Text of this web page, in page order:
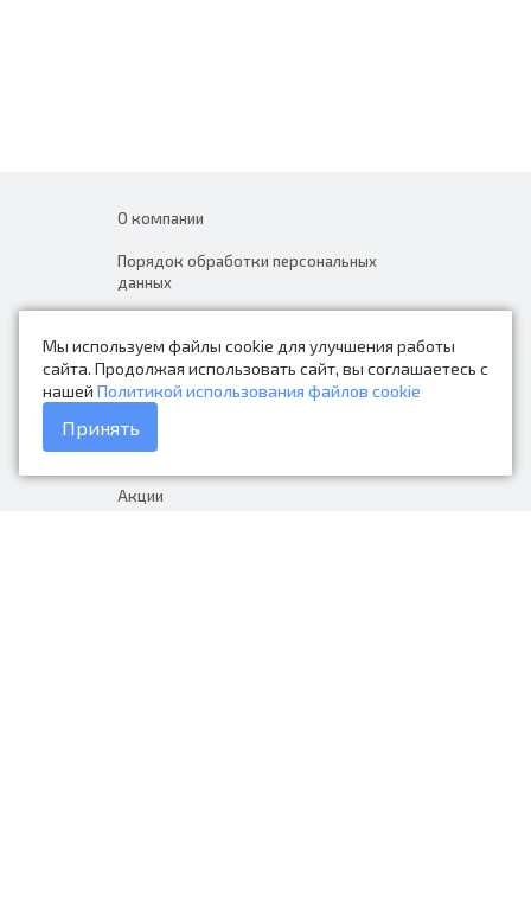
Мы используем файлы cookie для улучшения работы
сайта. Продолжая использовать сайт, вы соглашаетесь с
нашей Политикой использования файлов cookie
Принять
О компании
Порядок обработки персональных
данных
Контакты
Каталог товаров
Доставка и оплата
Акции